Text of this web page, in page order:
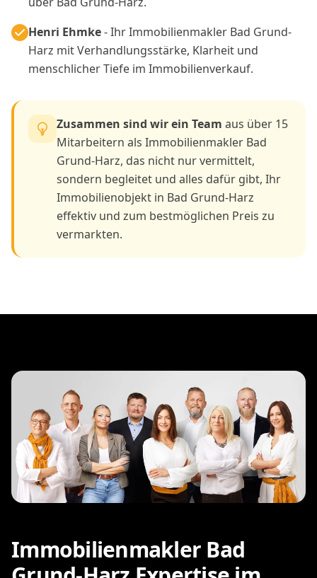
Henri Ehmke- Ihr Immobilienmakler Bad Grund-
Harz mit Verhandlungsstärke, Klarheit und
menschlicher Tiefe im Immobilienverkauf.
Zusammen sind wir ein Team aus über 15
Mitarbeitern als Immobilienmakler Bad
Grund-Harz, das nicht nur vermittelt,
sondern begleitet und alles dafür gibt, Ihr
Immobilienobjekt in Bad Grund-Harz
effektiv und zum bestmöglichen Preis zu
vermarkten.
Immobilienmakler Bad